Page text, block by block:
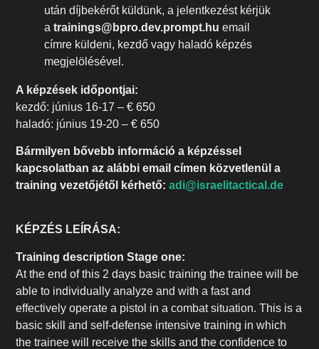
után díjbekérőt küldünk, a jelentkezést kérjük
atrainings@bpro.dev.prompt.hu email
címre küldeni, kezdő vagy haladó képzés
megjelölésével.
A képzések időpontjai:
kezdő: június 16-17 – € 650
haladó: június 19-20 – € 650
Bármilyen bővebb információ a képzéssel
kapcsolatban az alábbi email címen közvetlenül a
training vezetőjétől kérhető:adi@israelitactical.de
KÉPZÉS LEÍRÁSA:
Training description Stage one:
At the end of this 2 days basic training the trainee will be
able to individually analyze and with a fast and
effectively operate a pistol in a combat situation. This is a
basic skill and self-defense intensive training in which
the trainee will receive the skills and the confidence to